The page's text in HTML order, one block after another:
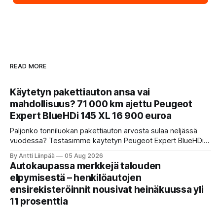
READ MORE
Käytetyn pakettiauton ansa vai
mahdollisuus? 71 000 km ajettu Peugeot
Expert BlueHDi 145 XL 16 900 euroa
Paljonko tonniluokan pakettiauton arvosta sulaa neljässä
vuodessa? Testasimme käytetyn Peugeot Expert BlueHDi
16 900 €. Perkaamme auton taustat, varusteet, ajo-
ominaisuudet sekä tyypilliset sudenkuopat hyötyajoneuvoa
etsivälle.
By Antti Liinpää 05 Aug 2026
Autokaupassa merkkejä talouden
elpymisestä – henkilöautojen
ensirekisteröinnit nousivat heinäkuussa yli
11 prosenttia